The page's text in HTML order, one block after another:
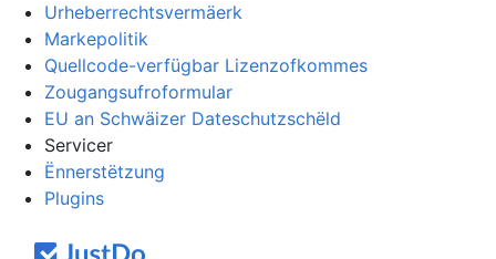
Urheberrechtsvermäerk
Markepolitik
Quellcode-verfügbar Lizenzofkommes
Zougangsufroformular
EU an Schwäizer Dateschutzschëld
Servicer
Ënnerstëtzung
Plugins